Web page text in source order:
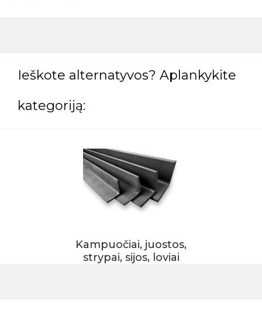
Ieškote alternatyvos? Aplankykite
kategoriją:
Kampuočiai, juostos,
strypai, sijos, loviai